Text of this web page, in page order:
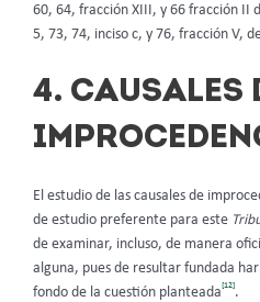
60, 64, fracción XIII, y 66 fracción II
5, 73, 74, inciso c, y 76, fracción V,
4. CAUSALES
El estudio de las causales de
de estudio preferente para este
de examinar, incluso, de manera
alguna, pues de resultar fundada
fondo de la cuestión planteada
[12]
.